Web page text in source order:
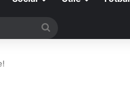
Search